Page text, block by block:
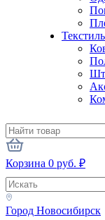
Корзина 0 руб. ₽
Город Новосибирск